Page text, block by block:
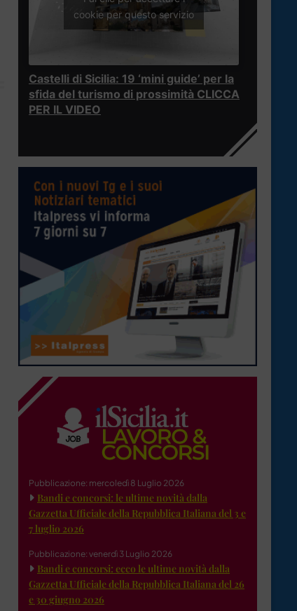
cookie per questo servizio
Castelli di Sicilia: 19 ‘mini guide’ per la
sfida del turismo di prossimità CLICCA
PER IL VIDEO
Pubblicazione: mercoledì 8 Luglio 2026
Bandi e concorsi: le ultime novità dalla
Gazzetta Ufficiale della Repubblica Italiana del 3 e
7 luglio 2026
Pubblicazione: venerdì 3 Luglio 2026
Bandi e concorsi: ecco le ultime novità dalla
Gazzetta Ufficiale della Repubblica Italiana del 26
e 30 giugno 2026